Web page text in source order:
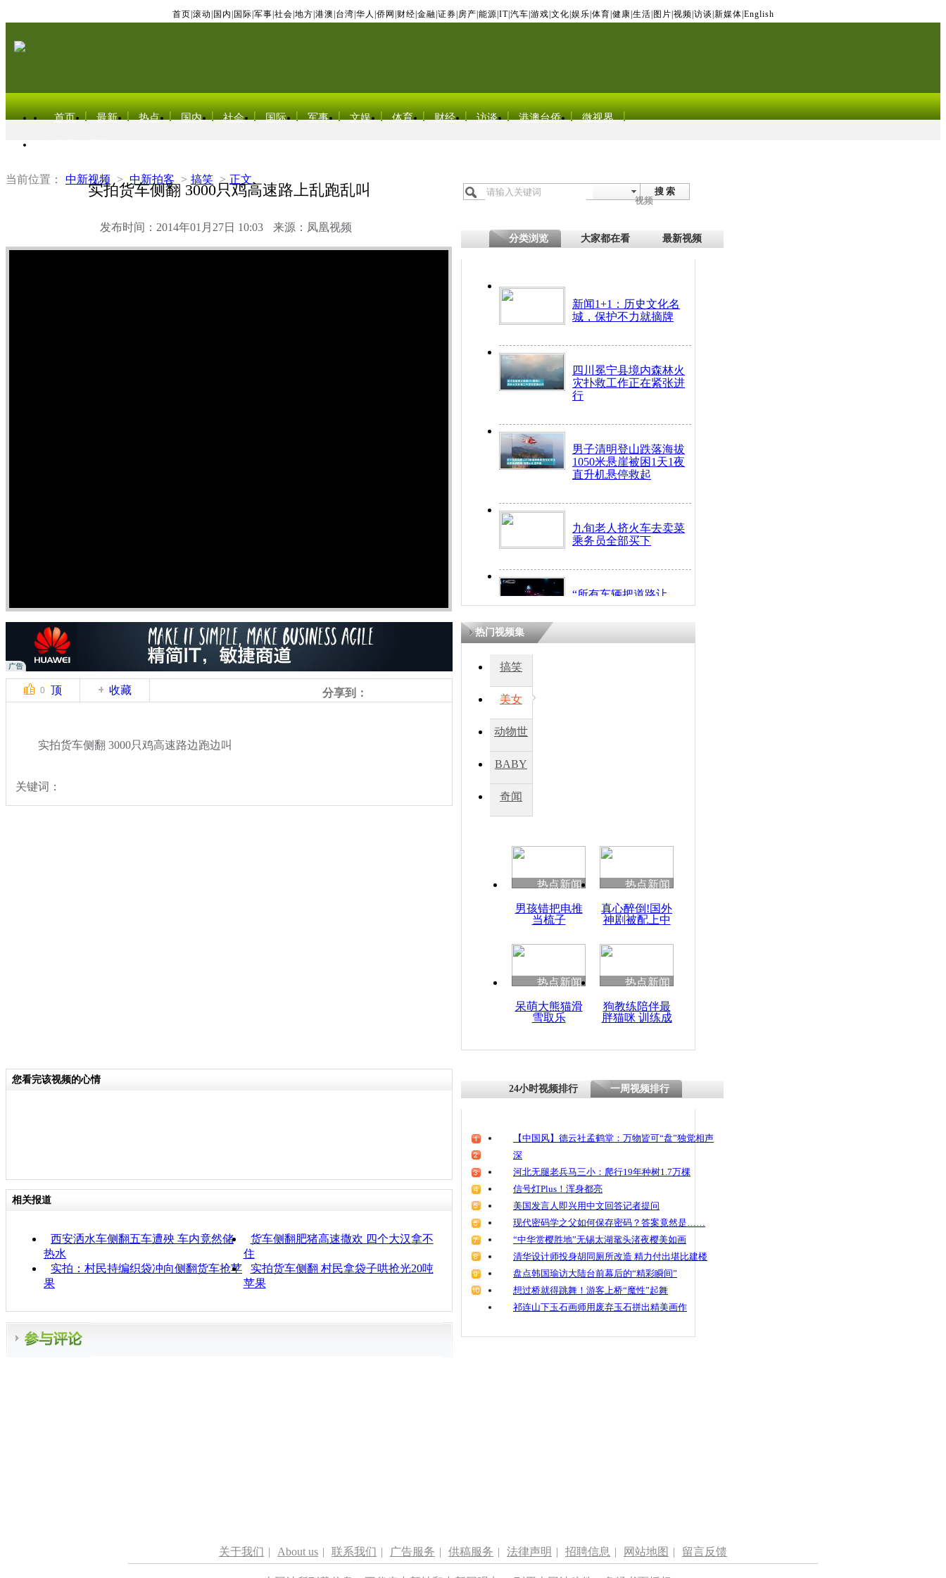
首页 滚动 国内 国际 军事 社会 地方 港澳 台湾 华人 侨网 财经 金融 证券 房产 能源 IT| 汽车 游戏 文化 娱乐 体育 健康 生活 图片 视频 访谈 新媒体 English
首页 最新 热点 国内 社会 国际 军事 文娱 体育 财经 访谈 港澳台侨 微视界
当前位置： 中新视频 > 中新拍客 > 搞笑 > 正文
实拍货车侧翻 3000只鸡高速路上乱跑乱叫
发布时间：2014年01月27日 10:03 来源：凤凰视频
搜 索
视频
分类浏览 大家都在看 最新视频
新闻1+1：历史文化名
城，保护不力就摘牌
四川冕宁县境内森林火
灾扑救工作正在紧张进
行
男子清明登山跌落海拔
1050米悬崖被困1天1夜
直升机悬停救起
九旬老人挤火车去卖菜
乘务员全部买下
“所有车辆把道路让
开！”儿童突发疾病交
因
度苗族花山节
魂
0 顶 收藏 分享到：
实拍货车侧翻 3000只鸡高速路边跑边叫
关键词：
热门视频集
搞笑
美女
动物世
BABY
秀
奇闻
热点新闻
男孩错把电推
当梳子
热点新闻
真心醉倒!国外
神剧被配上中
热点新闻
呆萌大熊猫滑
雪取乐
热点新闻
狗教练陪伴最
胖猫咪 训练成
您看完该视频的心情
相关报道
西安洒水车侧翻五车遭殃 车内竟然储
热水
货车侧翻肥猪高速撒欢 四个大汉拿不
住
实拍：村民持编织袋冲向侧翻货车抢苹
果
实拍货车侧翻 村民拿袋子哄抢光20吨
苹果
24小时视频排行 一周视频排行
【中国风】德云社孟鹤堂：万物皆可“盘”独觉相声
深
河北无腿老兵马三小：爬行19年种树1.7万棵
信号灯Plus！浑身都亮
美国发言人即兴用中文回答记者提问
现代密码学之父如何保存密码？答案竟然是……
“中华赏樱胜地”无锡太湖鼋头渚夜樱美如画
清华设计师投身胡同厕所改造 精力付出堪比建楼
盘点韩国瑜访大陆台前幕后的“精彩瞬间”
想过桥就得跳舞！游客上桥“魔性”起舞
祁连山下玉石画师用废弃玉石拼出精美画作
关于我们 | About us | 联系我们 | 广告服务 | 供稿服务 | 法律声明 | 招聘信息 | 网站地图 | 留言反馈